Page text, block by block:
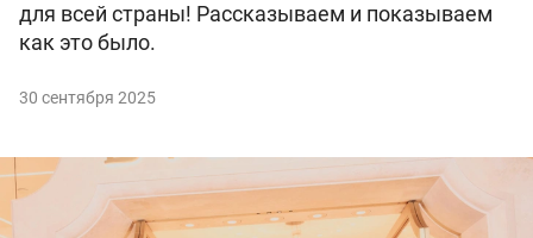
для всей страны! Рассказываем и показываем
как это было.
30 сентября 2025